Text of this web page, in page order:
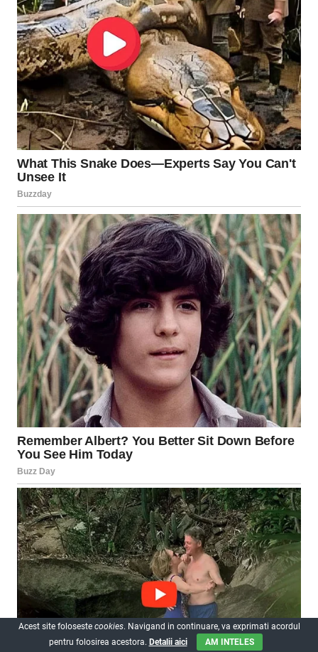
Acest site foloseste cookies. Navigand in continuare, va exprimati acordul
pentru folosirea acestora. Detalii aici AM INTELES